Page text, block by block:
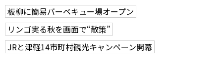
板柳に簡易バーベキュー場オープン
リンゴ実る秋を画面で“散策”
JRと津軽14市町村観光キャンペーン開幕